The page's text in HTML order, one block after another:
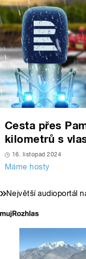
Cesta přes
kilometrů s
16. listopad 2024
Máme hosty
Největší audioportál